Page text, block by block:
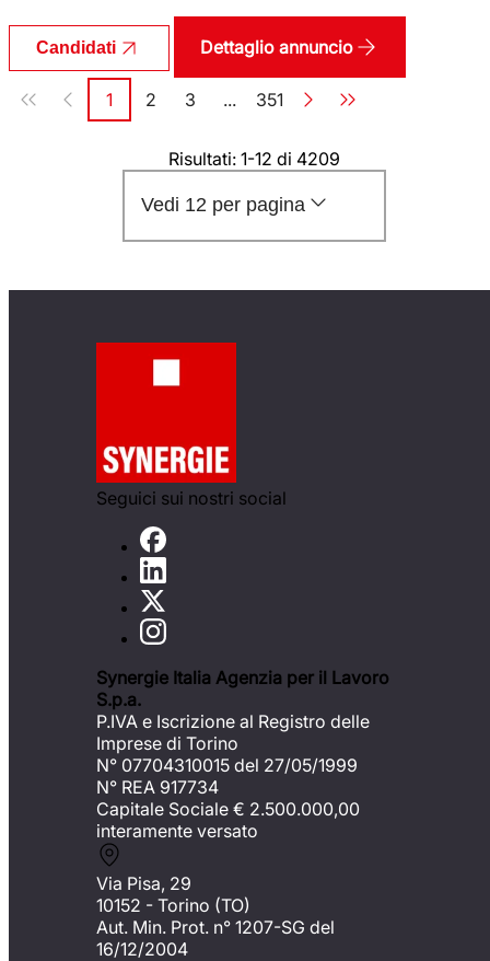
Candidati Dettaglio annuncio
Paginazione
Pagina
1 Pagina
2 Pagina
3 ... Pagina
351
Risultati: 1-12 di 4209
Vedi 12 per pagina
Seguici sui nostri social
Synergie Italia Agenzia per il Lavoro
S.p.a.
P.IVA e Iscrizione al Registro delle
Imprese di Torino
N° 07704310015 del 27/05/1999
N° REA 917734
Capitale Sociale € 2.500.000,00
interamente versato
Via Pisa, 29
10152 - Torino (TO)
Aut. Min. Prot. n° 1207-SG del
16/12/2004